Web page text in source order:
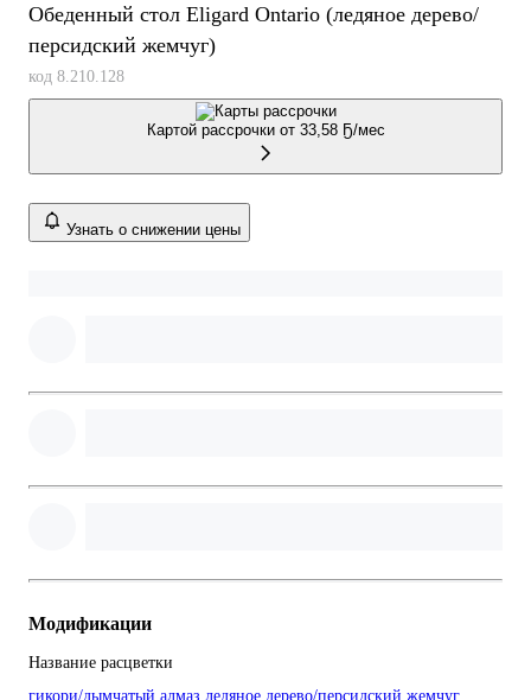
Обеденный стол Eligard Ontario (ледяное дерево/
персидский жемчуг)
код 8.210.128
Картой рассрочки от33,58 Ҕ/мес
Узнать о снижении цены
Модификации
Название расцветки
гикори/дымчатый алмаз ледяное дерево/персидский жемчуг